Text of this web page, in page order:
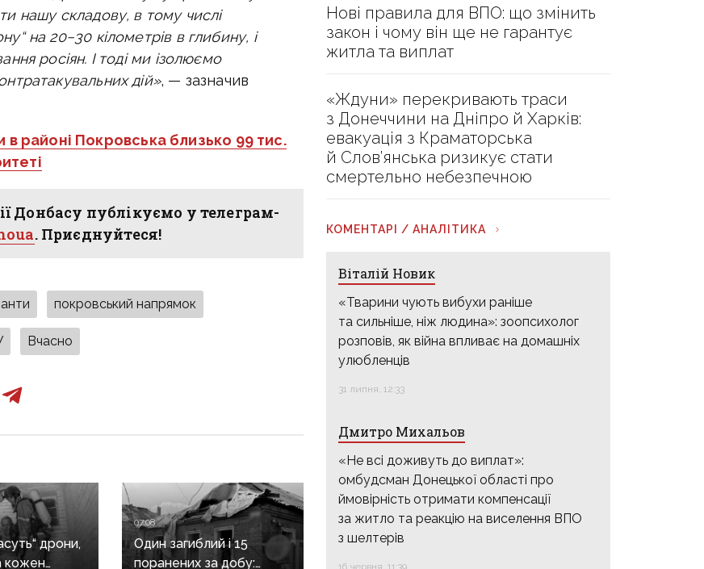
нашу складову, в тому числі
на 20−30 кілометрів в глибину, і
росіян. І тоді ми ізолюємо
дій», — зазначив
в районі Покровська близько 99 тис.
Донбасу публікуємо у телеграм-
. Приєднуйтеся!
покровський напрямок
Вчасно
дрони,
кожен
07:08
Один загиблий і 15
поранених за добу:
Нові правила для ВПО: що змінить
закон і чому він ще не гарантує
житла та виплат
«Ждуни» перекривають траси
з Донеччини на Дніпро й Харків:
евакуація з Краматорська
й Слов’янська ризикує стати
смертельно небезпечною
КОМЕНТАРІ / АНАЛІТИКА
Віталій Новик
«Тварини чують вибухи раніше
та сильніше, ніж людина»: зоопсихолог
розповів, як війна впливає на домашніх
улюбленців
31 липня, 12:33
Дмитро Михальов
«Не всі доживуть до виплат»:
омбудсман Донецької області про
ймовірність отримати компенсації
за житло та реакцію на виселення ВПО
з шелтерів
16 червня, 11:39